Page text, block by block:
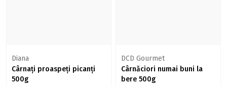
Diana
Cârnați proaspeți picanți
500g
DCD Gourmet
Cârnăciori numai buni la
bere 500g